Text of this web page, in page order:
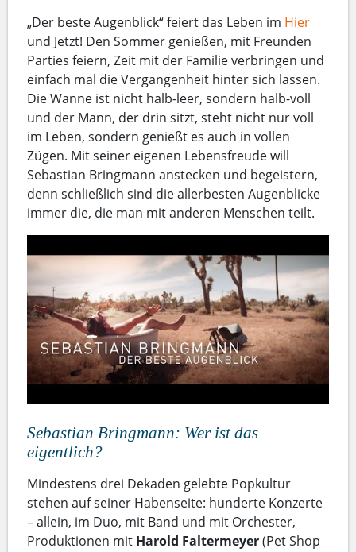
„Der beste Augenblick“ feiert das Leben im Hier
und Jetzt! Den Sommer genießen, mit Freunden
Parties feiern, Zeit mit der Familie verbringen und
einfach mal die Vergangenheit hinter sich lassen.
Die Wanne ist nicht halb-leer, sondern halb-voll
und der Mann, der drin sitzt, steht nicht nur voll
im Leben, sondern genießt es auch in vollen
Zügen. Mit seiner eigenen Lebensfreude will
Sebastian Bringmann anstecken und begeistern,
denn schließlich sind die allerbesten Augenblicke
immer die, die man mit anderen Menschen teilt.
Sebastian Bringmann: Wer ist das
eigentlich?
Mindestens drei Dekaden gelebte Popkultur
stehen auf seiner Habenseite: hunderte Konzerte
– allein, im Duo, mit Band und mit Orchester,
Produktionen mit Harold Faltermeyer(Pet Shop